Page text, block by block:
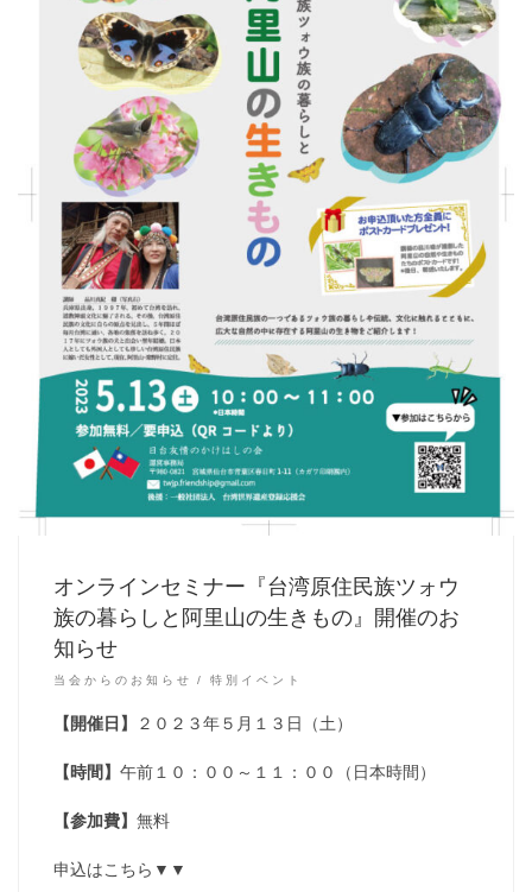
オンラインセミナー『台湾原住民族ツォウ
族の暮らしと阿里山の生きもの』開催のお
知らせ
当会からのお知らせ 特別イベント
【開催日】 ２０２３年５月１３日（土）
【時間】午前１０：００～１１：００（日本時間）
【参加費】無料
申込はこちら▼▼